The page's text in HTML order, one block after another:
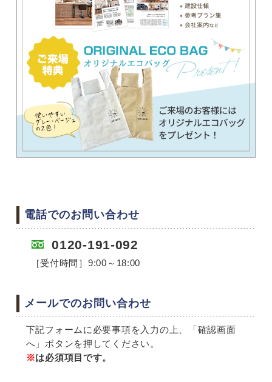
電話でのお問い合わせ
0120-191-092
［受付時間］9:00～18:00
メールでのお問い合わせ
下記フォームに必要事項を入力の上、「確認画面
へ」ボタンを押してください。
※は必須項目です。